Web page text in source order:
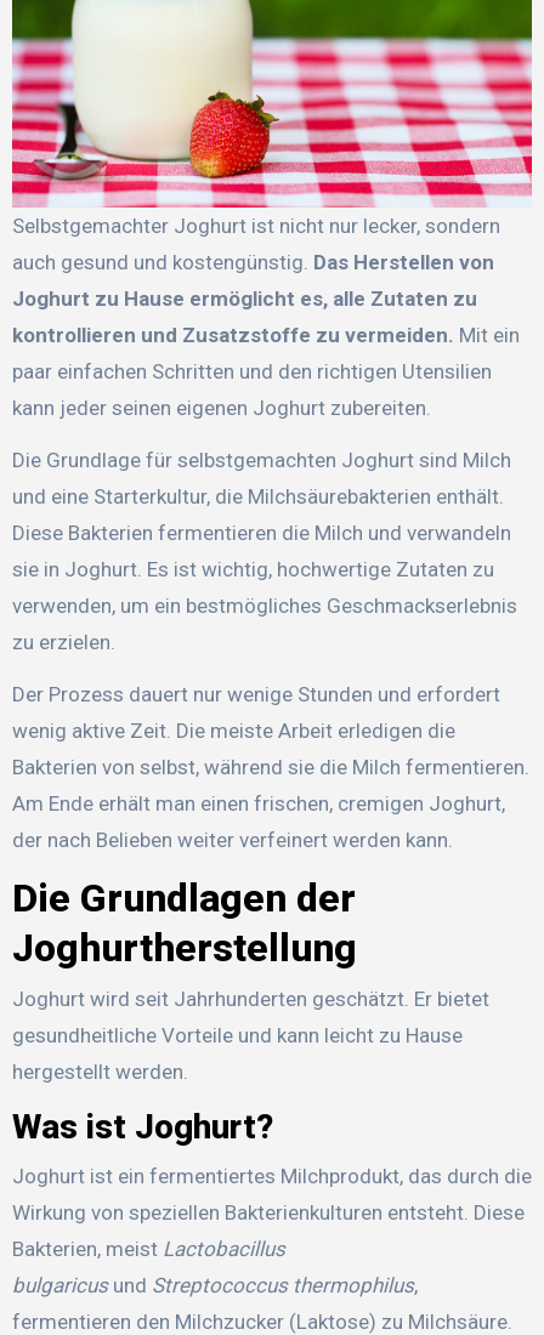
Selbstgemachter Joghurt ist nicht nur lecker, sondern
auch gesund und kostengünstig. Das Herstellen von
Joghurt zu Hause ermöglicht es, alle Zutaten zu
kontrollieren und Zusatzstoffe zu vermeiden. Mit ein
paar einfachen Schritten und den richtigen Utensilien
kann jeder seinen eigenen Joghurt zubereiten.
Die Grundlage für selbstgemachten Joghurt sind Milch
und eine Starterkultur, die Milchsäurebakterien enthält.
Diese Bakterien fermentieren die Milch und verwandeln
sie in Joghurt. Es ist wichtig, hochwertige Zutaten zu
verwenden, um ein bestmögliches Geschmackserlebnis
zu erzielen.
Der Prozess dauert nur wenige Stunden und erfordert
wenig aktive Zeit. Die meiste Arbeit erledigen die
Bakterien von selbst, während sie die Milch fermentieren.
Am Ende erhält man einen frischen, cremigen Joghurt,
der nach Belieben weiter verfeinert werden kann.
Die Grundlagen der
Joghurtherstellung
Joghurt wird seit Jahrhunderten geschätzt. Er bietet
gesundheitliche Vorteile und kann leicht zu Hause
hergestellt werden.
Was ist Joghurt?
Joghurt ist ein fermentiertes Milchprodukt, das durch die
Wirkung von speziellen Bakterienkulturen entsteht. Diese
Bakterien, meist Lactobacillus
bulgaricusund Streptococcus thermophilus,
fermentieren den Milchzucker (Laktose) zu Milchsäure.